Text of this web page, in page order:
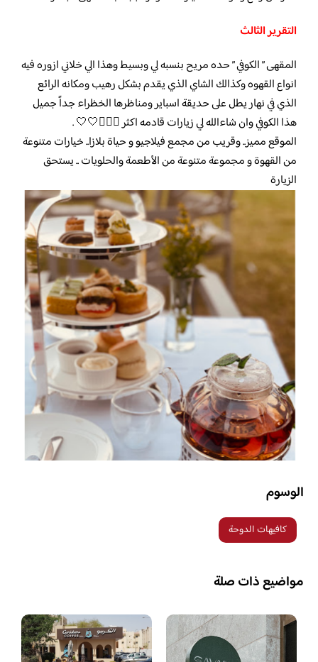
التقرير الثالث
المقهى ” الكوفي ” حده مريح بنسبه لي وبسيط وهذا الي خلاني ازوره فيه
انواع القهوه وكذالك الشاي الذي يقدم بشكل رهيب ومكانه الرائع
الذي في نهار يطل على حديقة اسباير ومناظرها الخظراء جداً جميل
هذا الكوفي وان شاءالله لي زيارات قادمه اكثر 💆🏻‍♀️🤍🤍 .
الموقع مميز.. وقريب من مجمع فيلاجيو و حياة بلازا.. خيارات متنوعة
من القهوة و مجموعة متنوعة من الأطعمة والحلويات .. يستحق
الزيارة
الوسوم
كافيهات الدوحة
مواضيع ذات صلة